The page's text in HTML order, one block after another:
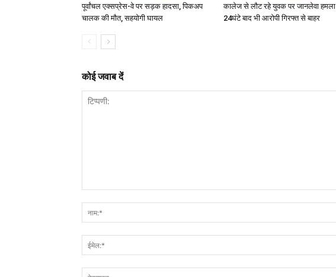
पूर्वांचल एक्सप्रेस-वे पर सड़क हादसा, पिकअप
चालक की मौत, सहयोगी घायल
कालेज से लौट रहे युवक पर जानलेवा हमला
24घंटे बाद भी आरोपी गिरफ्त से बाहर
कोई जवाब दें